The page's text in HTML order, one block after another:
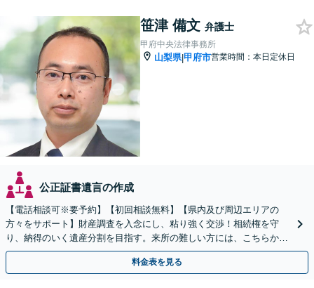
笹津 備文 弁護士
甲府中央法律事務所
山梨県|甲府市営業時間：本日定休日
公正証書遺言の作成
【電話相談可※要予約】【初回相談無料】【県内及び周辺エリアの
方々をサポート】財産調査を入念にし、粘り強く交渉！相続権を守
り、納得のいく遺産分割を目指す。来所の難しい方には、こちらから
訪問！遺留分侵害額請求／遺言書作成【出張サービス】
料金表を見る